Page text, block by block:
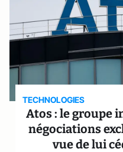
TECHNOLOGIES
Atos : le groupe
négociations
vue de lui